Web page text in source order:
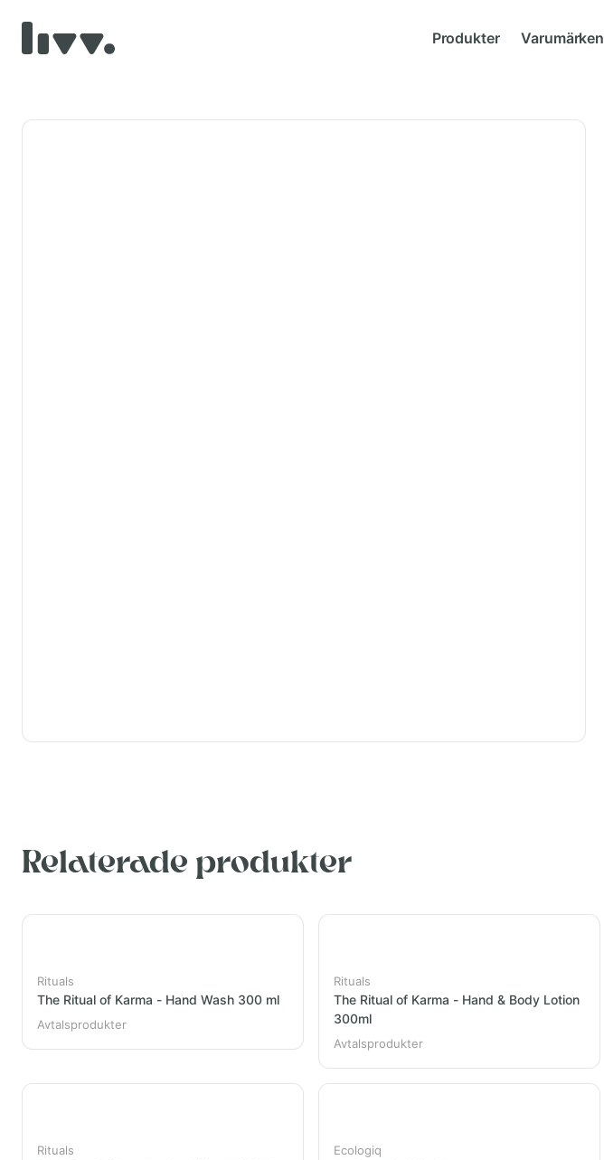
Produkter Varumärken
Relaterade produkter
Rituals
The Ritual of Karma - Hand Wash 300 ml
Avtalsprodukter
Rituals
The Ritual of Karma - Hand & Body Lotion
300ml
Avtalsprodukter
Rituals Ecologiq